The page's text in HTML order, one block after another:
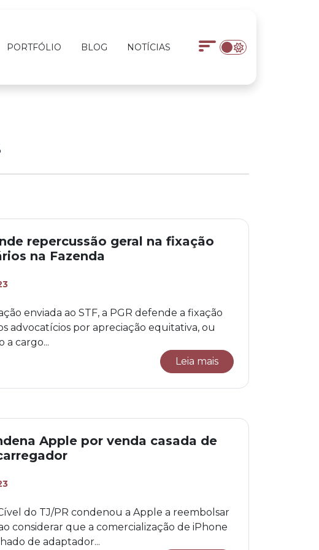
PORTFÓLIO BLOG NOTÍCIAS
repercussão geral na fixação
na Fazenda
enviada ao STF, a PGR defende a fixação
advocatícios por apreciação equitativa, ou
a cargo...
Leia mais
Apple por venda casada de
do TJ/PR condenou a Apple a reembolsar
considerar que a comercialização de iPhone
de adaptador...